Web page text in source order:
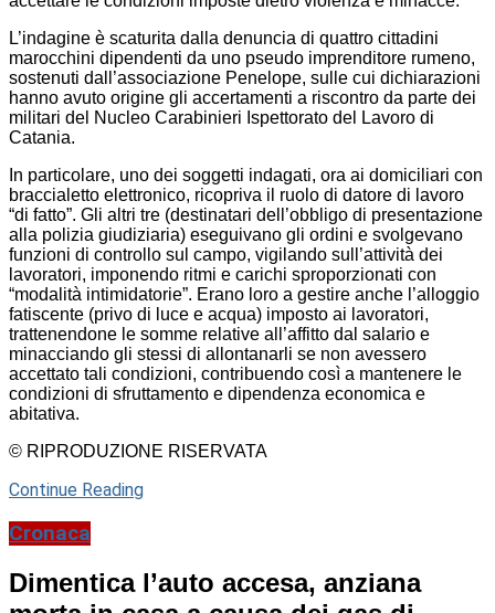
L’indagine è scaturita dalla denuncia di quattro cittadini
marocchini dipendenti da uno pseudo imprenditore rumeno,
sostenuti dall’associazione Penelope, sulle cui dichiarazioni
hanno avuto origine gli accertamenti a riscontro da parte dei
militari del Nucleo Carabinieri Ispettorato del Lavoro di
Catania.
In particolare, uno dei soggetti indagati, ora ai domiciliari con
braccialetto elettronico, ricopriva il ruolo di datore di lavoro
“di fatto”. Gli altri tre (destinatari dell’obbligo di presentazione
alla polizia giudiziaria) eseguivano gli ordini e svolgevano
funzioni di controllo sul campo, vigilando sull’attività dei
lavoratori, imponendo ritmi e carichi sproporzionati con
“modalità intimidatorie”. Erano loro a gestire anche l’alloggio
fatiscente (privo di luce e acqua) imposto ai lavoratori,
trattenendone le somme relative all’affitto dal salario e
minacciando gli stessi di allontanarli se non avessero
accettato tali condizioni, contribuendo così a mantenere le
condizioni di sfruttamento e dipendenza economica e
abitativa.
© RIPRODUZIONE RISERVATA
Continue Reading
Cronaca
Dimentica l’auto accesa, anziana